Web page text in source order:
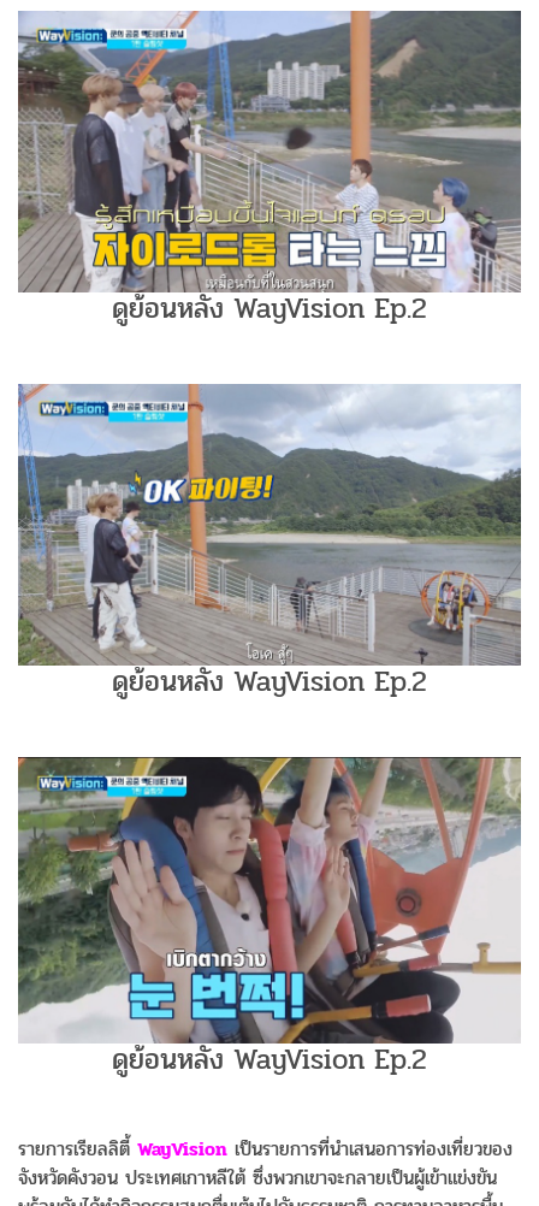
ดูย้อนหลัง WayVision Ep.2
ดูย้อนหลัง WayVision Ep.2
ดูย้อนหลัง WayVision Ep.2
รายการเรียลลิตี้ WayVision เป็นรายการที่นำเสนอการท่องเที่ยวของ
จังหวัดคังวอน ประเทศเกาหลีใต้ ซึ่งพวกเขาจะกลายเป็นผู้เข้าแข่งขัน